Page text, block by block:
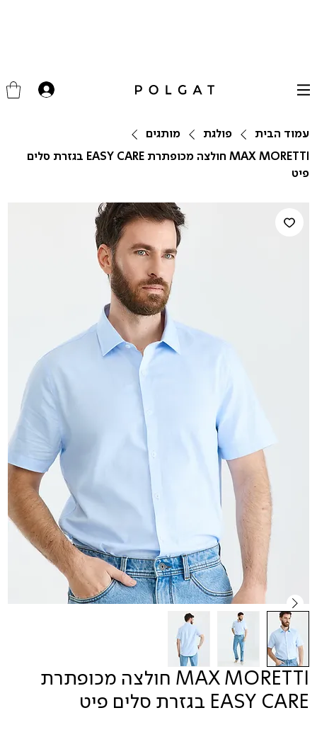
עמוד הבית פולגת
מותגים
MAX MORETTI חולצה מכופתרת EASY CARE בגזרת סלים
פיט
MAX MORETTI חולצה מכופתרת
EASY CARE בגזרת סלים פיט